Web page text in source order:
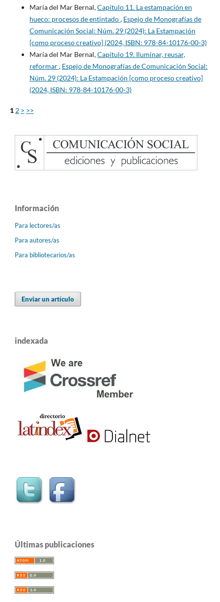
María del Mar Bernal,Capítulo 11. La estampación en
hueco: procesos de entintado, Espejo de Monografías de
Comunicación Social: Núm. 29 (2024): La Estampación
[como proceso creativo] (2024, ISBN: 978-84-10176-00-3)
María del Mar Bernal,Capítulo 19. Iluminar, reusar,
reformar, Espejo de Monografías de Comunicación Social:
Núm. 29 (2024): La Estampación [como proceso creativo]
(2024, ISBN: 978-84-10176-00-3)
1 2 > >>
Información
Para lectores/as
Para autores/as
Para bibliotecarios/as
Enviar un artículo
indexada
Últimas publicaciones